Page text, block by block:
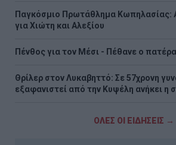
Παγκόσμιο Πρωτάθλημα Κωπηλασίας:
για Χιώτη και Αλεξίου
Πένθος για τον Μέσι - Πέθανε ο
Θρίλερ στον Λυκαβηττό: Σε 57χρονη
εξαφανιστεί από την Κυψέλη ανήκει η
ΟΛΕΣ ΟΙ ΕΙΔΗΣΕΙΣ →